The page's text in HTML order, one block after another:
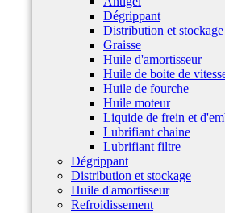
Dégrippant
Distribution et stockage
Graisse
Huile d'amortisseur
Huile de boite de
Huile de fourche
Huile moteur
Liquide de frein et
Lubrifiant chaine
Lubrifiant filtre
Dégrippant
Distribution et stockage
Huile d'amortisseur
Refroidissement